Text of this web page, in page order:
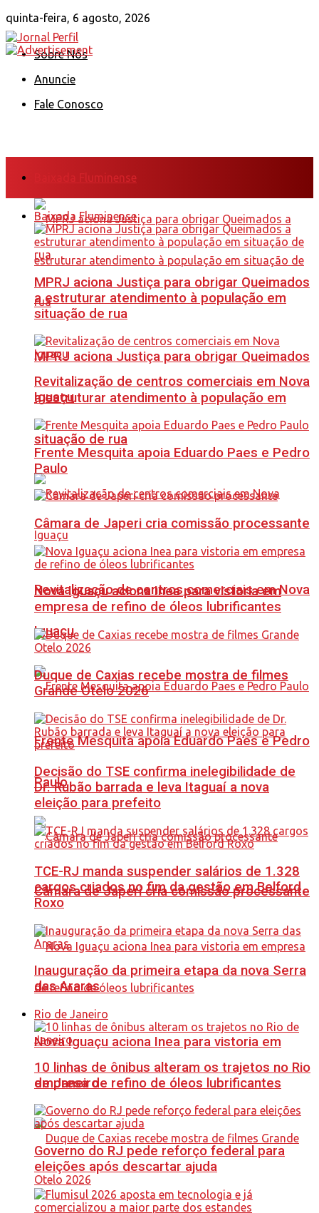
quinta-feira, 6 agosto, 2026
Sobre Nós
Anuncie
Fale Conosco
Baixada Fluminense
MPRJ aciona Justiça para obrigar Queimados
a estruturar atendimento à população em
situação de rua
Revitalização de centros comerciais em Nova
Iguaçu
Frente Mesquita apoia Eduardo Paes e Pedro
Paulo
Câmara de Japeri cria comissão processante
Nova Iguaçu aciona Inea para vistoria em
empresa de refino de óleos lubrificantes
Baixada Fluminense
MPRJ aciona Justiça para obrigar Queimados
a estruturar atendimento à população em
situação de rua
Revitalização de centros comerciais em Nova
Iguaçu
Frente Mesquita apoia Eduardo Paes e Pedro
Paulo
Câmara de Japeri cria comissão processante
Nova Iguaçu aciona Inea para vistoria em
empresa de refino de óleos lubrificantes
Duque de Caxias recebe mostra de filmes
Grande Otelo 2026
Decisão do TSE confirma inelegibilidade de
Dr. Rubão barrada e leva Itaguaí a nova
eleição para prefeito
TCE-RJ manda suspender salários de 1.328
cargos criados no fim da gestão em Belford
Roxo
Inauguração da primeira etapa da nova Serra
das Araras
Rio de Janeiro
10 linhas de ônibus alteram os trajetos no Rio
de Janeiro
Governo do RJ pede reforço federal para
eleições após descartar ajuda